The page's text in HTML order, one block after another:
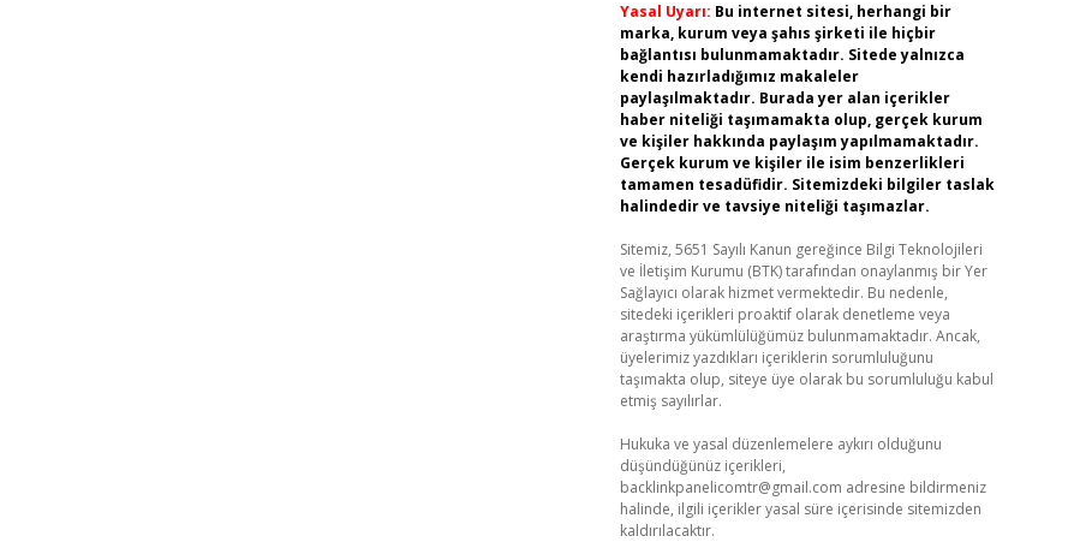
Yasal Uyarı: Bu internet sitesi, herhangi bir
marka, kurum veya şahıs şirketi ile hiçbir
bağlantısı bulunmamaktadır. Sitede yalnızca
kendi hazırladığımız makaleler
paylaşılmaktadır. Burada yer alan içerikler
haber niteliği taşımamakta olup, gerçek kurum
ve kişiler hakkında paylaşım yapılmamaktadır.
Gerçek kurum ve kişiler ile isim benzerlikleri
tamamen tesadüfidir. Sitemizdeki bilgiler taslak
halindedir ve tavsiye niteliği taşımazlar.
Sitemiz, 5651 Sayılı Kanun gereğince Bilgi Teknolojileri
ve İletişim Kurumu (BTK) tarafından onaylanmış bir Yer
Sağlayıcı olarak hizmet vermektedir. Bu nedenle,
sitedeki içerikleri proaktif olarak denetleme veya
araştırma yükümlülüğümüz bulunmamaktadır. Ancak,
üyelerimiz yazdıkları içeriklerin sorumluluğunu
taşımakta olup, siteye üye olarak bu sorumluluğu kabul
etmiş sayılırlar.
Hukuka ve yasal düzenlemelere aykırı olduğunu
düşündüğünüz içerikleri,
backlinkpanelicomtr@gmail.com adresine bildirmeniz
halinde, ilgili içerikler yasal süre içerisinde sitemizden
kaldırılacaktır.